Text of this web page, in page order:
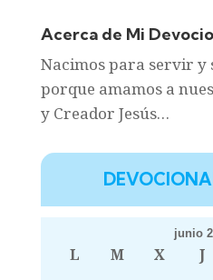
Acerca de Mi
Nacimos para servir y
porque amamos a
y Creador Jesús…
junio
L M X J